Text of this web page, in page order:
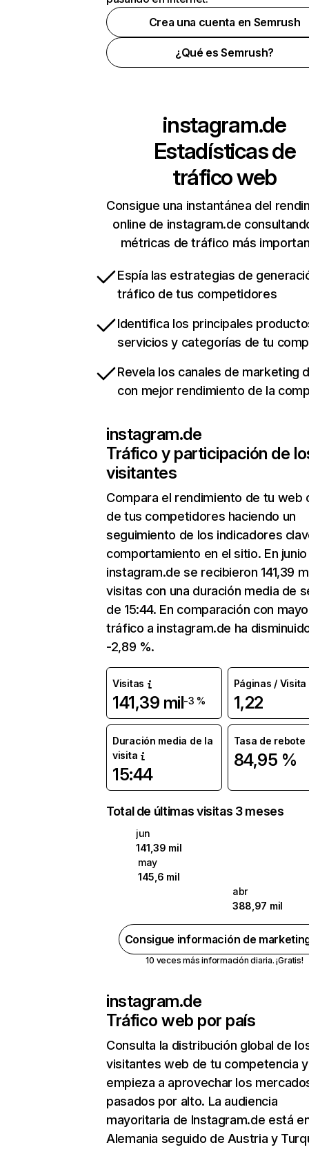
Crea una cuenta en Semrush
¿Qué es Semrush?
instagram.de
Estadísticas de
tráfico web
Consigue una instantánea del
online de instagram.de
métricas de tráfico más
Espía las estrategias de
tráfico de tus competidores
Identifica los principales
servicios y categorías de tu
Revela los canales de marketing
con mejor rendimiento de la
instagram.de
Tráfico y participación de
visitantes
Compara el rendimiento de tu web
de tus competidores haciendo un
seguimiento de los indicadores
comportamiento en el sitio. En junio
instagram.de se recibieron 141,39
visitas con una duración media de
de 15:44. En comparación con
tráfico a instagram.de ha
-2,89 %.
Visitas
141,39 mil-3 %
Páginas / Visita
1,22
Duración media de la
visita
15:44
Tasa de rebote
84,95 %
Total de últimas visitas 3 meses
jun
141,39 mil
may
145,6 mil
abr
388,97 mil
Consigue información de
10 veces más información diaria. ¡Gratis!
instagram.de
Tráfico web por país
Consulta la distribución global de
visitantes web de tu competencia y
empieza a aprovechar los
pasados por alto. La audiencia
mayoritaria de Instagram.de está
Alemania seguido de Austria y